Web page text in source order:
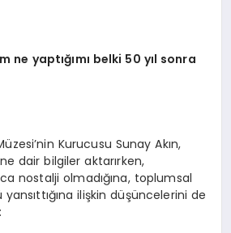
ne yaptığımı belki 50 yıl sonra
Kurucusu Sunay Akın,
dair bilgiler aktarırken,
nostalji olmadığına, toplumsal
ilişkin düşüncelerini de